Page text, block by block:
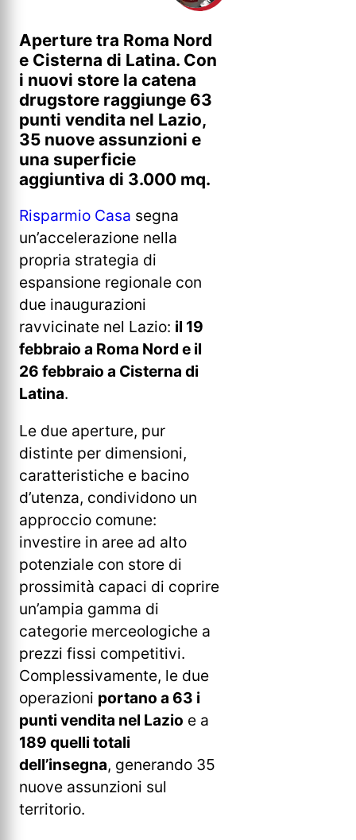
Aperture tra Roma Nord
e Cisterna di Latina. Con
i nuovi store la catena
drugstore raggiunge 63
punti vendita nel Lazio,
35 nuove assunzioni e
una superficie
aggiuntiva di 3.000 mq.
Risparmio Casa segna
un’accelerazione nella
propria strategia di
espansione regionale con
due inaugurazioni
ravvicinate nel Lazio: il 19
febbraio a Roma Nord e il
26 febbraio a Cisterna di
Latina.
Le due aperture, pur
distinte per dimensioni,
caratteristiche e bacino
d’utenza, condividono un
approccio comune:
investire in aree ad alto
potenziale con store di
prossimità capaci di coprire
un’ampia gamma di
categorie merceologiche a
prezzi fissi competitivi.
Complessivamente, le due
operazioni portano a 63 i
punti vendita nel Lazio e a
189 quelli totali
dell’insegna, generando 35
nuove assunzioni sul
territorio.